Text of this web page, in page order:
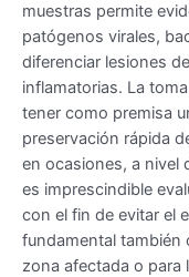
muestras permite
patógenos virales,
diferenciar lesiones
inflamatorias. La
tener como premisa
preservación rápida
en ocasiones, a nivel
es imprescindible
con el fin de evitar el
fundamental también
zona afectada o para